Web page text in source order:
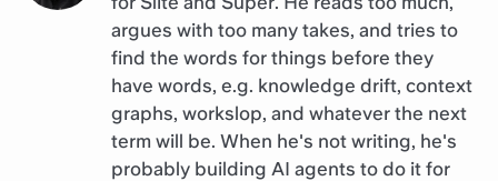
argues with too many takes, and tries to
find the words for things before they
have words, e.g. knowledge drift, context
graphs, workslop, and whatever the next
term will be. When he's not writing, he's
probably building AI agents to do it for